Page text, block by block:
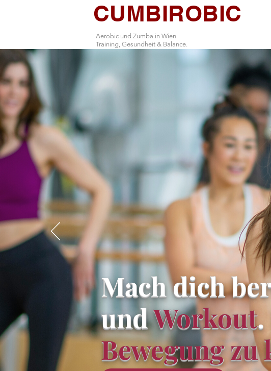
CUMBIROBIC
Aerobic und Zumba in Wien
Training, Gesundheit & Balance.
Mach dich
undWorkout
Bewegung zu